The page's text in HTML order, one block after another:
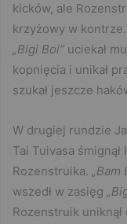
kicków, ale
krzyżowy w
„Bigi Boi” uciekał
kopnięcia i unikał
szukał jeszcze
W drugiej rundzie
Tai Tuivasa
Rozenstruika. „Bam
wszedł w zasięg
Rozenstruik